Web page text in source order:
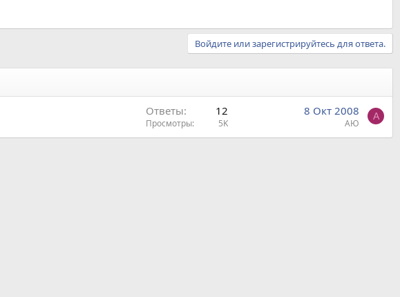
Войдите или зарегистрируйтесь для ответа.
Ответы 12
Просмотры 5K
8 Окт 2008
АЮ
А